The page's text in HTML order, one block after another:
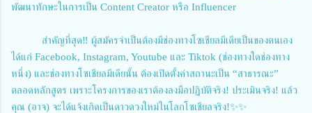
พัฒนาทักษะในการเป็น Content Creator หรือ Influencer
สำคัญที่สุด‼️ ผู้สมัครจำเป็นต้องมีช่องทางโซเชียลมีเดียเป็นของตนเอง
ได้แก่ Facebook, Instagram, Youtube และ Tiktok (ช่องทางใดช่องทาง
หนึ่ง) และช่องทางโซเชียลมีเดียนั้น ต้องเปิดตั้งค่าสถานะเป็น “สาธารณะ”
ตลอดหลักสูตร เพราะโครงการของเราต้องลงมือปฏิบัติจริง! ประเมินจริง! แล้ว
คุณ (อาจ) จะได้แจ้งเกิดเป็นดาวดวงใหม่ในโลกโซเชียลจริง!✨✨